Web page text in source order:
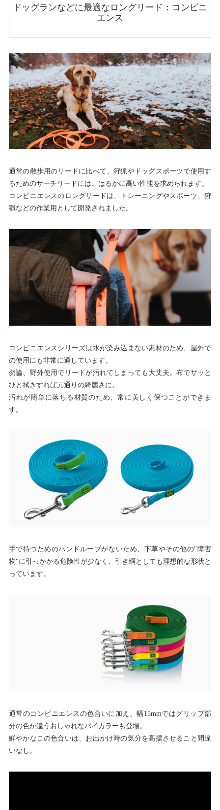
ドッグランなどに最適なロングリード：コンビニ
エンス
通常の散歩用のリードに比べて、狩猟やドッグスポーツで使用す
るためのサーチリードには、はるかに高い性能を求められます。
コンビニエンスのロングリードは、トレーニングやスポーツ、狩
猟などの作業用として開発されました。
コンビニエンスシリーズは水が染み込まない素材のため、屋外で
の使用にも非常に適しています。
勿論、野外使用でリードが汚れてしまっても大丈夫。布でサッと
ひと拭きすれば元通りの綺麗さに。
汚れが簡単に落ちる材質のため、常に美しく保つことができま
す。
手で持つためのハンドループがないため、下草やその他の"障害
物"に引っかかる危険性が少なく、引き綱としても理想的な形状と
っています。
通常のコンビニエンスの色合いに加え、幅15mmではグリップ部
分の色が違うおしゃれなバイカラーも登場。
鮮やかなこの色合いは、お出かけ時の気分を高揚させること間違
いなし。